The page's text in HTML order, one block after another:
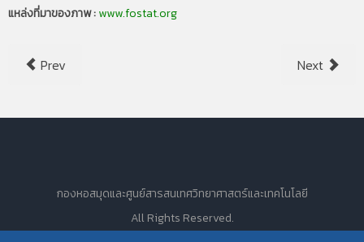
แหล่งที่มาของภาพ :www.fostat.org
Prev Next
กองหอสมุดและศูนย์สารสนเทศวิทยาศาสตร์และเทคโนโลยี
All Rights Reserved.